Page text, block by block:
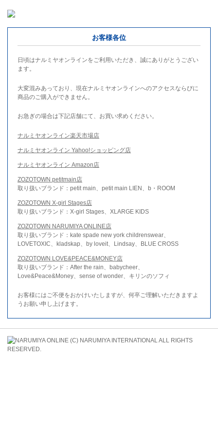
お客様各位
日頃はナルミヤオンラインをご利用いただき、誠にありがとうござい
ます。
大変混みあっており、現在ナルミヤオンラインへのアクセスならびに
商品のご購入ができません。
お急ぎの場合は下記店舗にて、お買い求めください。
ナルミヤオンライン楽天市場店
ナルミヤオンライン Yahoo!ショッピング店
ナルミヤオンライン Amazon店
ZOZOTOWN petitmain店
取り扱いブランド：petit main、petit main LIEN、b・ROOM
ZOZOTOWN X-girl Stages店
取り扱いブランド：X-girl Stages、XLARGE KIDS
ZOZOTOWN NARUMIYA ONLINE店
取り扱いブランド：kate spade new york childrenswear、
LOVETOXIC、kladskap、by loveit、Lindsay、BLUE CROSS
ZOZOTOWN LOVE&PEACE&MONEY店
取り扱いブランド：After the rain、babycheer、
Love&Peace&Money、sense of wonder、キリンのソフィ
お客様にはご不便をおかけいたしますが、何卒ご理解いただきますよ
うお願い申し上げます。